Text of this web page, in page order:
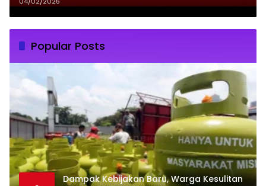
Pengusaha Nakal
Popular Posts
Dampak Kebijakan Baru, Warga Kesulitan